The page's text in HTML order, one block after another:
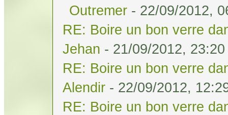
Outremer - 22/09/2012,
RE: Boire un bon verre
Jehan - 21/09/2012, 23:20
RE: Boire un bon verre
Alendir - 22/09/2012,
RE: Boire un bon verre